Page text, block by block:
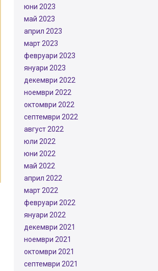
юни 2023
май 2023
април 2023
март 2023
февруари 2023
януари 2023
декември 2022
ноември 2022
октомври 2022
септември 2022
август 2022
юли 2022
юни 2022
май 2022
април 2022
март 2022
февруари 2022
януари 2022
декември 2021
ноември 2021
октомври 2021
септември 2021